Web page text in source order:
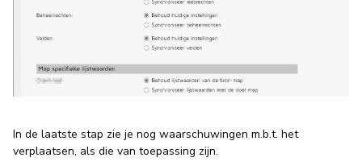
In de laatste stap zie je nog waarschuwingen m.b.t. het
verplaatsen, als die van toepassing zijn.